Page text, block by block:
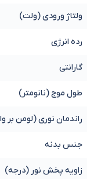
ولتاژ ورودی (ولت)
رده انرژی
گارانتی
طول موج (نانومتر)
راندمان نوری (لومن بر
جنس بدنه
زاویه پخش نور (درجه)